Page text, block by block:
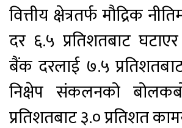
वित्तीय क्षेत्रतर्फ मौद्रिक
दर ६.५ प्रतिशतबाट
बैंक दरलाई ७.५
निक्षेप संकलनको
प्रतिशतबाट ३.० प्रतिशत